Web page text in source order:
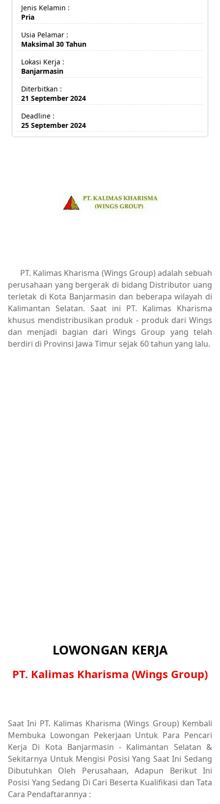
Jenis Kelamin :
Pria
Usia Pelamar :
Maksimal 30 Tahun
Lokasi Kerja :
Banjarmasin
Diterbitkan :
21 September 2024
Deadline :
25 September 2024
PT. Kalimas Kharisma (Wings Group) adalah sebuah
perusahaan yang bergerak di bidang Distributor uang
terletak di Kota Banjarmasin dan beberapa wilayah di
Kalimantan Selatan. Saat ini PT. Kalimas Kharisma
khusus mendistribusikan produk - produk dari Wings
dan menjadi bagian dari Wings Group yang telah
berdiri di Provinsi Jawa Timur sejak 60 tahun yang lalu.
LOWONGAN KERJA
PT. Kalimas Kharisma (Wings Group)
Saat Ini PT. Kalimas Kharisma (Wings Group) Kembali
Membuka Lowongan Pekerjaan Untuk Para Pencari
Kerja Di Kota Banjarmasin - Kalimantan Selatan &
Sekitarnya Untuk Mengisi Posisi Yang Saat Ini Sedang
Dibutuhkan Oleh Perusahaan, Adapun Berikut Ini
Posisi Yang Sedang Di Cari Beserta Kualifikasi dan Tata
Cara Pendaftarannya :